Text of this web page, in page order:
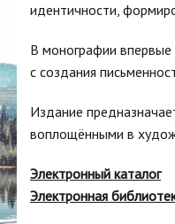
идентичности,
В монографии впервые
с создания
Издание
воплощёнными в
Электронный каталог
Электронная